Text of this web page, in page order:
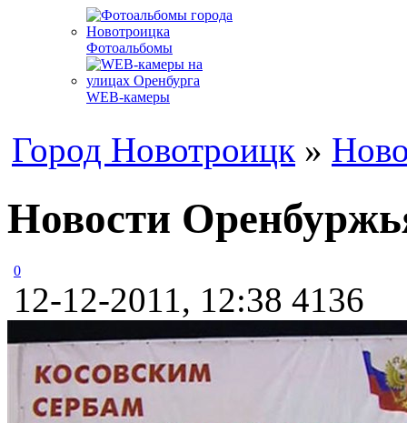
Фотоальбомы
WEB-камеры
Город Новотроицк »
Новости
0
12-12-2011, 12:38 4136